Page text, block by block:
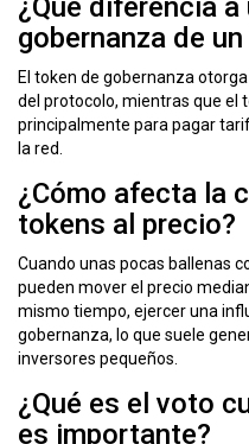
¿Qué diferencia
gobernanza de
El token de gobernanza
del protocolo, mientras que el
principalmente para pagar
la red.
¿Cómo afecta la
tokens al precio?
Cuando unas pocas ballenas
pueden mover el precio
mismo tiempo, ejercer una
gobernanza, lo que suele
inversores pequeños.
¿Qué es el voto
es importante?